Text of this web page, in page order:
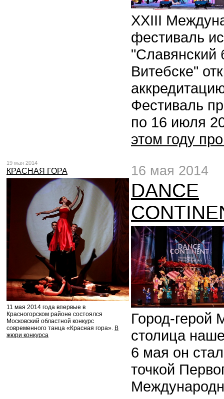
XXIII
фестиваль
"Славянский
Витебске"
Фестиваль
по 16 июля
этом году
19 мая 2014
КРАСНАЯ ГОРА
11 мая 2014 года впервые в
Красногорском районе состоялся
Московский областной конкурс
современного танца «Красная гора». В
жюри конкурса
16 мая 2014
DANCE
Город-герой
столица
6 мая он
точкой